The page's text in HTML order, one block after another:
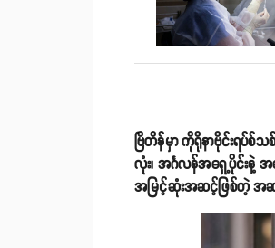
ဗြိတိန်မှာ ကိုရိုနာဗိုင်းရပ်စ်
လုံး၊ အင်္ဂလန်အရှေ့ပိုင်းနဲ့
အမြင့်ဆုံးအဆင့်ဖြစ်တဲ့ အ